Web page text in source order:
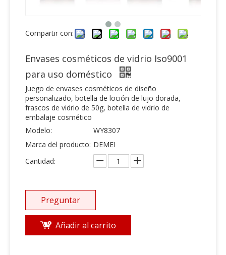
Compartir con:
Envases cosméticos de vidrio Iso9001
para uso doméstico
Juego de envases cosméticos de diseño
personalizado, botella de loción de lujo dorada,
frascos de vidrio de 50g, botella de vidrio de
embalaje cosmético
Modelo:
WY8307
Marca del producto: DEMEI
Cantidad:
Preguntar
Añadir al carrito